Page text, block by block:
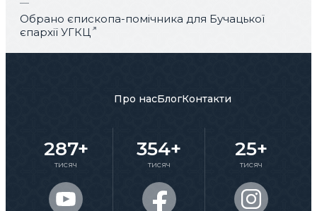
Обрано єпископа-помічника для Бучацької
єпархії УГКЦ
Про насБлогКонтакти
287+
тисяч
354+
тисяч
25+
тисяч